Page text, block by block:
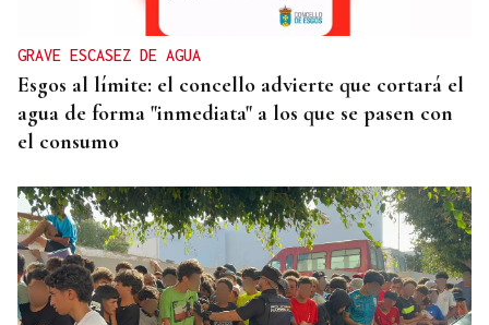
GRAVE ESCASEZ DE AGUA
Esgos al límite: el concello advierte que cortará el
agua de forma "inmediata" a los que se pasen con
el consumo